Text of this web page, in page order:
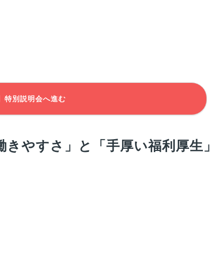
特別説明会へ進む
やすさ」と「手厚い福利厚生」